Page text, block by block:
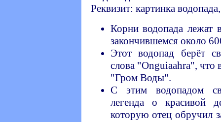
Реквизит: картинка
Корни водопада лежат
закончившемся около
Этот водопад берёт
слова "Onguiaahra", что
"Гром Воды".
С этим водопадом
легенда о красивой
которую отец обручил